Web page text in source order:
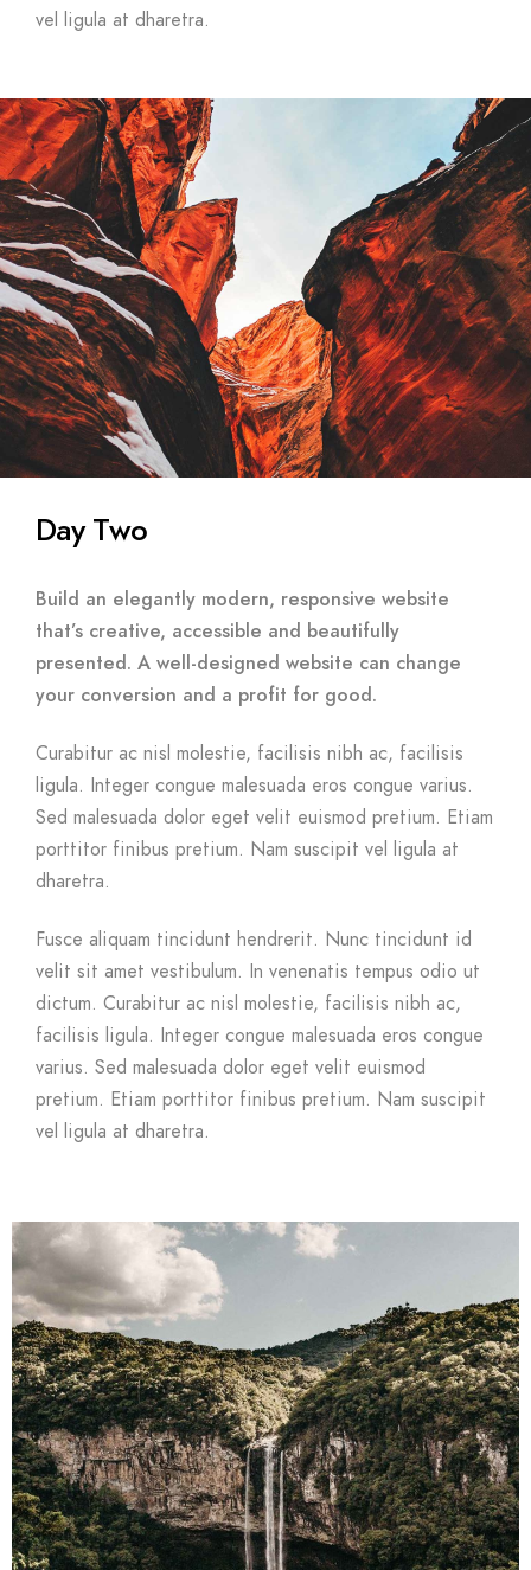
vel ligula at dharetra.
Day Two
Build an elegantly modern, responsive website
that’s creative, accessible and beautifully
presented. A well-designed website can change
your conversion and a profit for good.
Curabitur ac nisl molestie, facilisis nibh ac, facilisis
ligula. Integer congue malesuada eros congue varius.
Sed malesuada dolor eget velit euismod pretium. Etiam
porttitor finibus pretium. Nam suscipit vel ligula at
dharetra.
Fusce aliquam tincidunt hendrerit. Nunc tincidunt id
velit sit amet vestibulum. In venenatis tempus odio ut
dictum. Curabitur ac nisl molestie, facilisis nibh ac,
facilisis ligula. Integer congue malesuada eros congue
varius. Sed malesuada dolor eget velit euismod
pretium. Etiam porttitor finibus pretium. Nam suscipit
vel ligula at dharetra.